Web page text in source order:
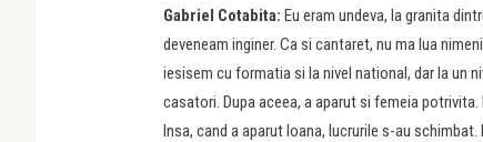
Gabriel Cotabita: Eu eram undeva, la granita
deveneam inginer. Ca si cantaret, nu ma lua
iesisem cu formatia si la nivel national, dar la un
casatori. Dupa aceea, a aparut si femeia
Insa, cand a aparut Ioana, lucrurile s-au